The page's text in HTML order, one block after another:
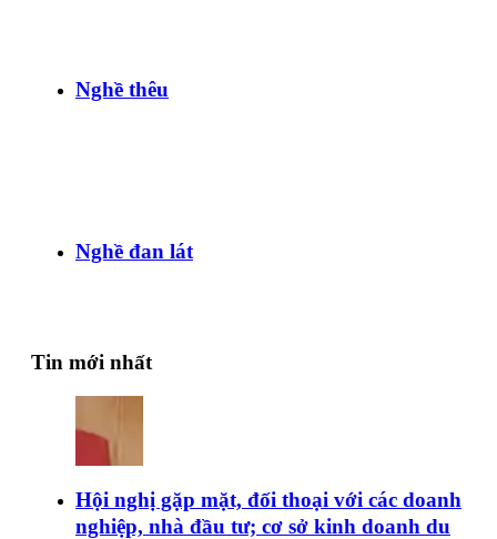
Nghề thêu
Nghề đan lát
Tin mới nhất
Hội nghị gặp mặt, đối thoại với các doanh
nghiệp, nhà đầu tư; cơ sở kinh doanh du